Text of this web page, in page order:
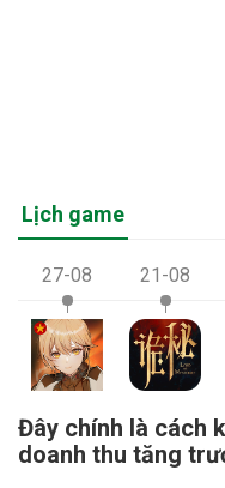
Lịch game
27-08 21-08
Đây chính là cách
doanh thu tăng